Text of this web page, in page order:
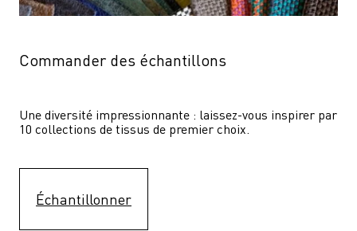
Commander des échantillons
Une diversité impressionnante : laissez-vous inspirer par
10 collections de tissus de premier choix.
Échantillonner